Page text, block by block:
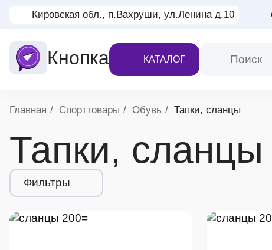
Кировская обл., п.Вахруши, ул.Ленина д.10
Кнопка КАТАЛОГ
Хлебные крошки
Главная Спорттовары Обувь Тапки, сланцы
Тапки, сланцы
Фильтры